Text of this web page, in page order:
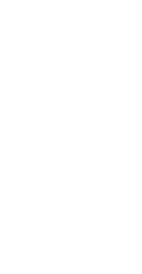
Designs mit
oder den
Fingerprint-
und sorgt für
PET (rPET)
sicher,